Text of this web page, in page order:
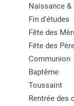
Naissance &
Fin d'études
Fête des
Fête des
Communion
Baptême
Toussaint
Rentrée des